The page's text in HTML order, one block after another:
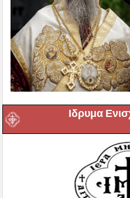
Ιδρυμα